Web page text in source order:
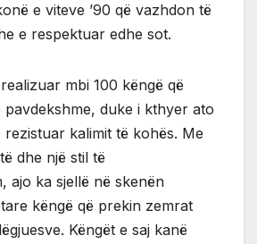
e viteve ’90 që vazhdon të
e respektuar edhe sot.
mbi 100 këngë që
duke i kthyer ato
rezistuar kalimit të kohës. Me
dhe një stil të
ajo ka sjellë në skenën
këngë që prekin zemrat
Këngët e saj kanë